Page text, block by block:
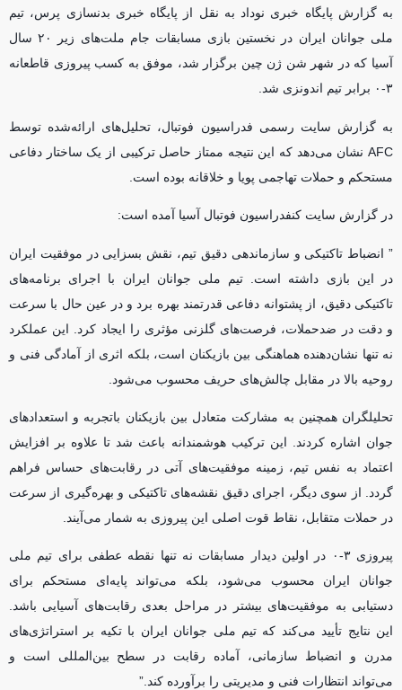
به گزارش پایگاه خبری نوداد به نقل از پایگاه خبری بدنسازی پرس، تیم
ملی جوانان ایران در نخستین بازی مسابقات جام ملت‌های زیر ۲۰ سال
آسیا که در شهر شن ژن چین برگزار شد، موفق به کسب پیروزی قاطعانه
۳-۰ برابر تیم اندونزی شد.
به گزارش سایت رسمی فدراسیون فوتبال، تحلیل‌های ارائه‌شده توسط
AFC نشان می‌دهد که این نتیجه ممتاز حاصل ترکیبی از یک ساختار دفاعی
مستحکم و حملات تهاجمی پویا و خلاقانه بوده است.
در گزارش سایت کنفدراسیون فوتبال آسیا آمده است:
” انضباط تاکتیکی و سازماندهی دقیق تیم، نقش بسزایی در موفقیت ایران
در این بازی داشته است. تیم ملی جوانان ایران با اجرای برنامه‌های
تاکتیکی دقیق، از پشتوانه دفاعی قدرتمند بهره برد و در عین حال با سرعت
و دقت در ضدحملات، فرصت‌های گلزنی مؤثری را ایجاد کرد. این عملکرد
نه تنها نشان‌دهنده هماهنگی بین بازیکنان است، بلکه اثری از آمادگی فنی و
روحیه بالا در مقابل چالش‌های حریف محسوب می‌شود.
تحلیلگران همچنین به مشارکت متعادل بین بازیکنان باتجربه و استعداد‌های
جوان اشاره کردند. این ترکیب هوشمندانه باعث شد تا علاوه بر افزایش
اعتماد به نفس تیم، زمینه موفقیت‌های آتی در رقابت‌های حساس فراهم
گردد. از سوی دیگر، اجرای دقیق نقشه‌های تاکتیکی و بهره‌گیری از سرعت
در حملات متقابل، نقاط قوت اصلی این پیروزی به شمار می‌آیند.
پیروزی ۳-۰ در اولین دیدار مسابقات نه تنها نقطه عطفی برای تیم ملی
جوانان ایران محسوب می‌شود، بلکه می‌تواند پایه‌ای مستحکم برای
دستیابی به موفقیت‌های بیشتر در مراحل بعدی رقابت‌های آسیایی باشد.
این نتایج تأیید می‌کند که تیم ملی جوانان ایران با تکیه بر استراتژی‌های
مدرن و انضباط سازمانی، آماده رقابت در سطح بین‌المللی است و
می‌تواند انتظارات فنی و مدیریتی را برآورده کند.”